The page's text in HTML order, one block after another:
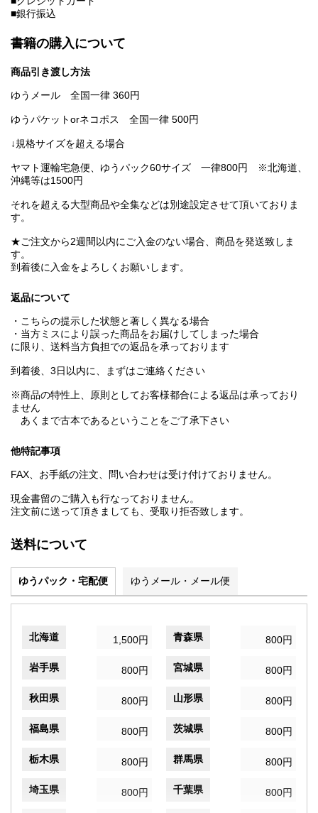
■銀行振込
書籍の購入について
商品引き渡し方法
ゆうメール 全国一律 360円
ゆうパケットorネコポス 全国一律 500円
↓規格サイズを超える場合
ヤマト運輸宅急便、ゆうパック60サイズ 一律800円 ※北海道、
沖縄等は1500円
それを超える大型商品や全集などは別途設定させて頂いておりま
す。
★ご注文から2週間以内にご入金のない場合、商品を発送致しま
す。
到着後に入金をよろしくお願いします。
返品について
・こちらの提示した状態と著しく異なる場合
・当方ミスにより誤った商品をお届けしてしまった場合
に限り、送料当方負担での返品を承っております
到着後、3日以内に、まずはご連絡ください
※商品の特性上、原則としてお客様都合による返品は承っており
ません
あくまで古本であるということをご了承下さい
他特記事項
FAX、お手紙の注文、問い合わせは受け付けておりません。
現金書留のご購入も行なっておりません。
注文前に送って頂きましても、受取り拒否致します。
送料について
ゆうパック・宅配便 ゆうメール・メール便
北海道 1,500円 青森県 800円
岩手県 800円 宮城県 800円
秋田県 800円 山形県 800円
福島県 800円 茨城県 800円
栃木県 800円 群馬県 800円
埼玉県 800円 千葉県 800円